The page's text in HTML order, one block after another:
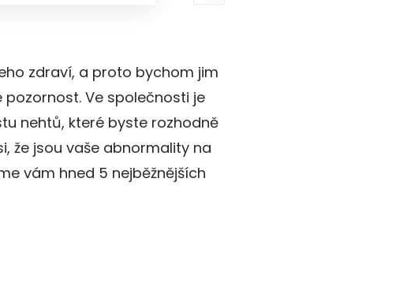
zdraví, a proto bychom jim
Ve společnosti je
nehtů, které byste rozhodně
že jsou vaše abnormality na
vám hned 5 nejběžnějších